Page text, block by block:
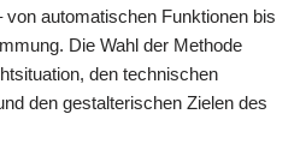
automatischen Funktionen bis
Die Wahl der Methode
den technischen
den gestalterischen Zielen des